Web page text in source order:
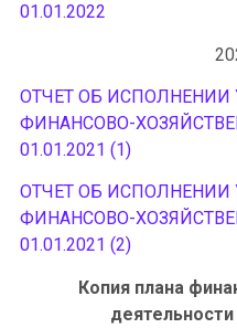
01.01.2022
ОТЧЕТ ОБ
ФИНАНСОВО-
01.01.2021 (1)
ОТЧЕТ ОБ
ФИНАНСОВО-
01.01.2021 (2)
Копия плана